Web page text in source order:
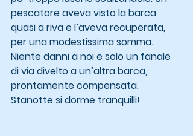
pescatore aveva visto la barca
quasi a riva e l’aveva recuperata,
per una modestissima somma.
Niente danni a noi e solo un fanale
di via divelto a un’altra barca,
prontamente compensata.
Stanotte si dorme tranquilli!